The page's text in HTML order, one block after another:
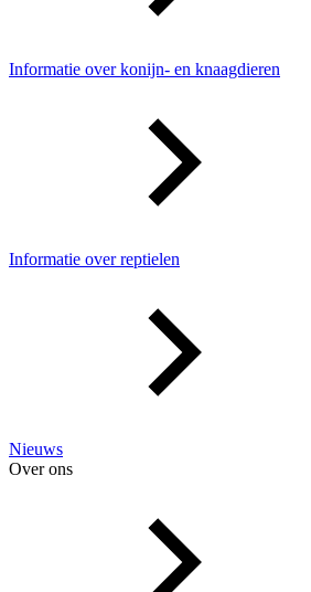
Informatie over konijn- en knaagdieren
Informatie over reptielen
Nieuws
Over ons